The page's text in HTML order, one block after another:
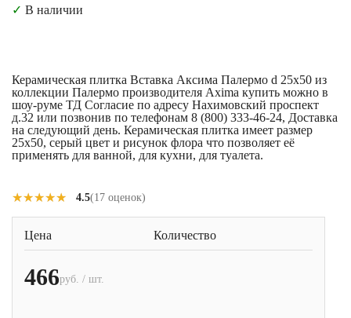
✓ В наличии
Керамическая плитка Вставка Аксима Палермо d 25x50 из
коллекции Палермо производителя Axima купить можно в
шоу-руме ТД Согласие по адресу Нахимовский проспект
д.32 или позвонив по телефонам 8 (800) 333-46-24, Доставка
на следующий день. Керамическая плитка имеет размер
25x50, серый цвет и рисунок флора что позволяет её
применять для ванной, для кухни, для туалета.
★★★★★
★★★★★ 4.5(17 оценок)
Цена Количество
466руб. / шт.